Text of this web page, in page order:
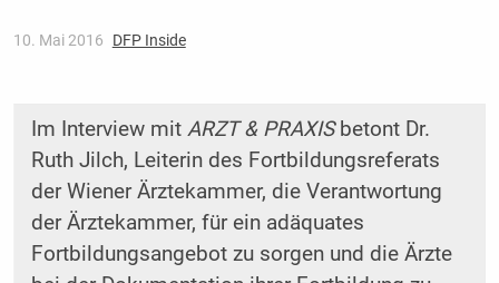
10. Mai 2016 DFP Inside
Im Interview mit ARZT & PRAXISbetont Dr.
Ruth Jilch, Leiterin des Fortbildungsreferats
der Wiener Ärztekammer, die ­Verantwortung
der Ärztekammer, für ein adäquates
Fortbildungsangebot zu sorgen und die Ärzte